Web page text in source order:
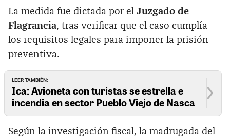
La medida fue dictada por el Juzgado de
Flagrancia, tras verificar que el caso cumplía
los requisitos legales para imponer la prisión
preventiva.
LEER TAMBIÉN:
Ica: Avioneta con turistas se estrella e
incendia en sector Pueblo Viejo de Nasca
Según la investigación fiscal, la madrugada del